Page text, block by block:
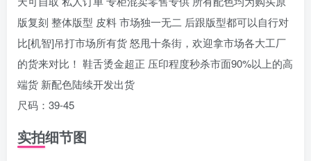
版复刻 整体版型 皮料 市场独一无二 后跟版型都可以自行对
比[机智]吊打市场所有货 怒甩十条街，欢迎拿市场各大工厂
的货来对比！ 鞋舌烫金超正 压印程度秒杀市面90%以上的高
端货 新配色陆续开发出货
尺码：39-45
实拍细节图